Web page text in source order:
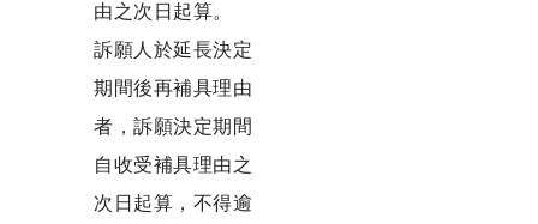
由之次日起算。
訴願人於延長決定
期間後再補具理由
者，訴願決定期間
自收受補具理由之
次日起算，不得逾